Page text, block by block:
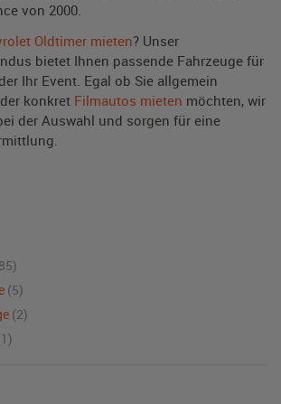
von 2000.
Oldtimer mieten? Unser
bietet Ihnen passende Fahrzeuge für
Ihr Event. Egal ob Sie allgemein
konkret Filmautos mieten möchten, wir
der Auswahl und sorgen für eine
(5)
(2)